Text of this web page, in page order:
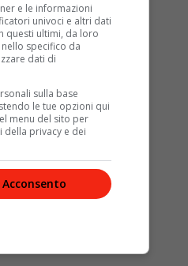
e le informazioni
univoci e altri dati
questi ultimi, da loro
specifico da
dati di
sulla base
le tue opzioni qui
menu del sito per
della privacy e dei
Acconsento